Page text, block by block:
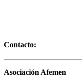
Contacto:
Asociación Afemen